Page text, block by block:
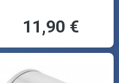
11,90 €